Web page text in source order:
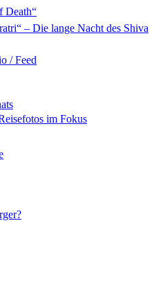
Death“
– Die lange Nacht des Shiva
/ Feed
im Fokus